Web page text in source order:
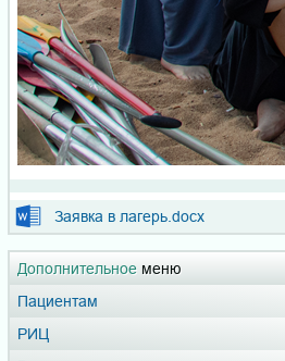
Дополнительное меню
Пациентам
РИЦ
Заявка в лагерь.docx